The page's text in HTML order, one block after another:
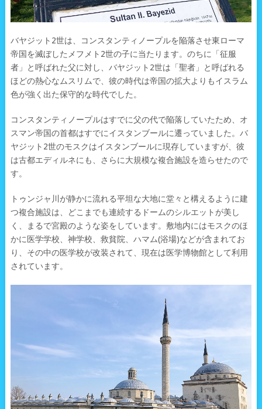
バヤジット2世は、コンスタンティノープルを陥落させ東ローマ
帝国を滅ぼしたメフメト2世の子に当たります。のちに「征服
者」と呼ばれた父に対し、バヤジット2世は「聖者」と呼ばれる
ほどの熱心なムスリムで、彼の時代は帝国の拡大よりもイスラム
色が強く出た保守的な時代でした。
コンスタンティノープルはすでに父の代で陥落していたため、オ
スマン帝国の首都はすでにイスタンブールに遷っていました。バ
ヤジット2世のモスクはイスタンブールに現存していますが、彼
は古都エディルネにも、さらに大規模な複合施設を造らせたので
す。
トゥンジャ川が静かに流れる平坦な大地に堂々と構えるように建
つ複合施設は、どこまでも連続するドームのシルエットが美し
く、まるで宮殿のような姿をしています。敷地内にはモスクのほ
かに医学学校、神学校、救貧院、ハマム(浴場)などが含まれてお
り、その中の医学校が改装されて、現在は医学博物館として利用
されています。